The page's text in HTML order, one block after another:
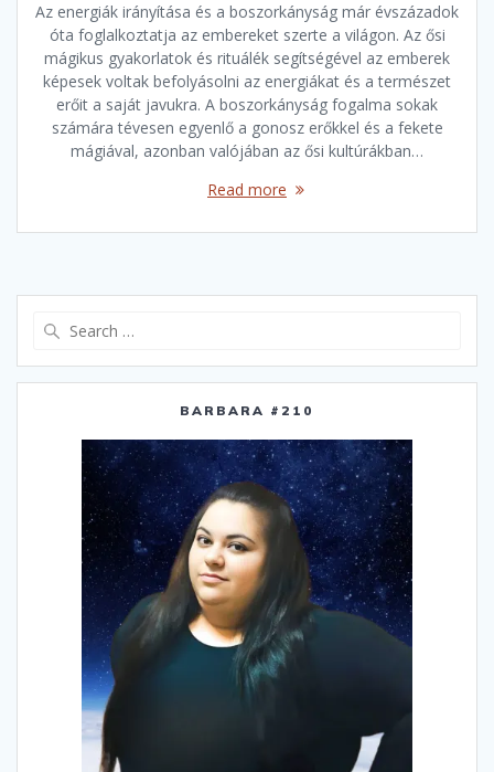
Az energiák irányítása és a boszorkányság már évszázadok
óta foglalkoztatja az embereket szerte a világon. Az ősi
mágikus gyakorlatok és rituálék segítségével az emberek
képesek voltak befolyásolni az energiákat és a természet
erőit a saját javukra. A boszorkányság fogalma sokak
számára tévesen egyenlő a gonosz erőkkel és a fekete
mágiával, azonban valójában az ősi kultúrákban…
Read more
BARBARA #210